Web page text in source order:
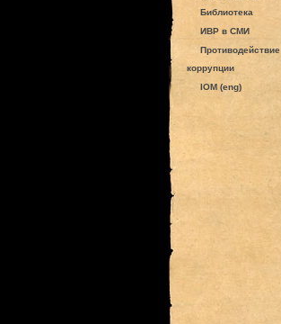
Библиотека
ИВР в СМИ
Противодействие
коррупции
IOM (eng)